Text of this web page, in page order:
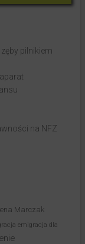
pilnikiem
na NFZ
Marczak
emigracja dla